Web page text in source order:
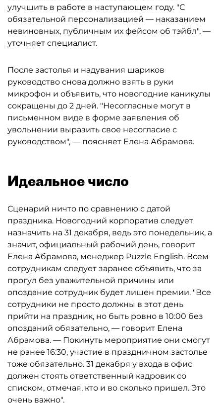
улучшить в работе в наступающем году. "С
обязательной персонализацией — наказанием
невиновных, публичным их фейсом об тэйбл", —
уточняет специалист.
После застолья и надувания шариков
руководство снова должно взять в руки
микрофон и объявить, что новогодние каникулы
сокращены до 2 дней. "Несогласные могут в
письменном виде в форме заявления об
увольнении выразить свое несогласие с
руководством", — поясняет Елена Абрамова.
Идеальное число
Сценарий ничто по сравнению с датой
праздника. Новогодний корпоратив следует
назначить на 31 декабря, ведь это понедельник, а
значит, официальный рабочий день, говорит
Елена Абрамова, менеджер Puzzle English. Всем
сотрудникам следует заранее объявить, что за
прогул без уважительной причины или
опоздание сотрудник будет лишен премии. "Все
сотрудники не просто должны в этот день
прийти на праздник, но быть ровно в 10:00 без
опозданий обязательно, — говорит Елена
Абрамова. — Покинуть мероприятие они смогут
не ранее 16:30, участие в праздничном застолье
тоже обязательно. 31 декабря у входа в офис
должен стоять ответственный кадровик со
списком, отмечая, кто и во сколько пришел. Это
очень важно".